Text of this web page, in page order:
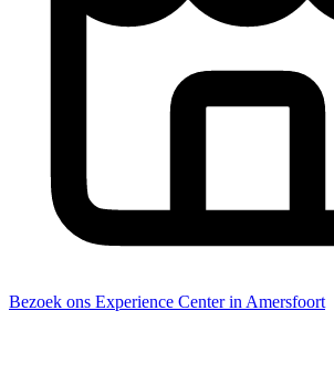
Bezoek ons Experience Center in Amersfoort